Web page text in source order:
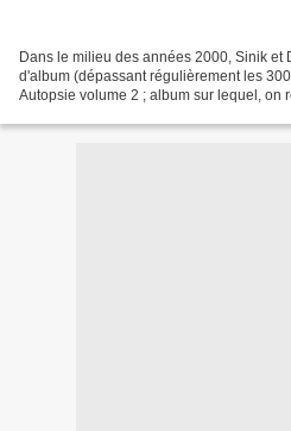
Dans le milieu des années 2000, Sinik et
d'album (dépassant régulièrement les
Autopsie volume 2 ; album sur lequel, on